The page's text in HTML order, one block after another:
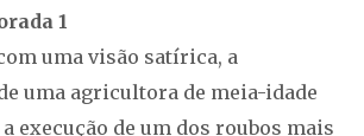
1
uma visão satírica, a
uma agricultora de meia-idade
execução de um dos roubos mais